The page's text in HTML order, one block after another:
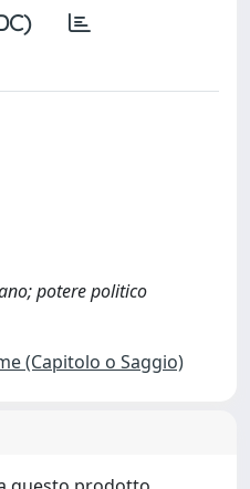
potere politico
(Capitolo o Saggio)